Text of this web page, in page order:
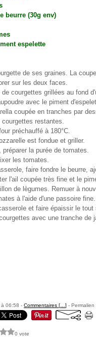
beurre (30g env)
espelette
de ses graines. La
sur les deux faces.
de courgettes grillées au fond
avec le piment
coupée en tranches par
restantes.
préchauffé à 180°C.
est fondue et griller.
préparer la purée de tomates.
les tomates.
faire fondre le beurre,
l'ail coupée très fine et le
de lègumes. Remuer à
à l'aide d'une passoire fine.
et faire épaissir le
avec une tranche de
06:58 - Commentaires [ ] - Permalien
0 vote